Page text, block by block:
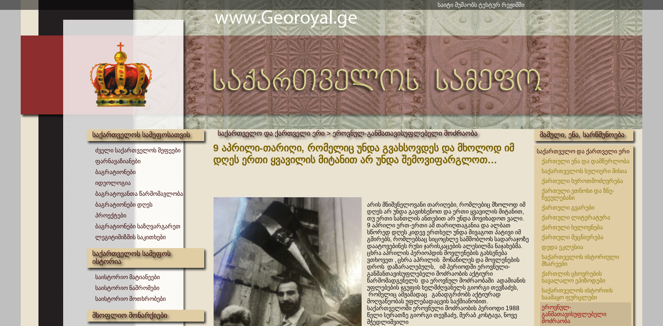
საიტი მუშაობს ტესტურ რეჟიმში
საქართველოს სამეფოსათვის
ძველი საქართველოს მეფეები
ფარნავაზიანები
ბაგრატიონები
იდეოლოგია
ბაგრატოვანთა წარმომავლობა
ბაგრატიონები დღეს
პროექტები
ბაგრატიონები საზღვარგარეთ
ლეგიტიმიზმის საკითხები
საქართველოს სამეფოს
ისტორია
საისტორიო მატიანეები
საისტორიო ნაშრომები
საისტორიო მოთხრობები
მსოფლიო მონარქიები
საქართველო და ქართველი ერი > ეროვნულ-განმათავისუფლებელი მოძრაობა
9 აპრილი-თარიღი, რომელიც უნდა გვახსოვდეს და მხოლოდ იმ
დღეს ერთი ყვავილის მიტანით არ უნდა შემოვიფარგლოთ…
არის მნიშვნელოვანი თარიღები, რომლებიც მხოლოდ იმ
დღეს არ უნდა გავიხსენოთ და ერთი ყვავილის მიტანით,
თუ ერთი სანთლის ანთებით არ უნდა მოვიხადოთ ვალი.
9 აპრილი ერთ-ერთი ამ თარიღთაგანია და ალბათ
სწორედ დღეს კიდევ ერთხელ უნდა მივაგოთ პატივი იმ
გმირებს, რომლებსაც სიცოცხლე სამშობლოს სადარაჯოზე
დაატოვებინეს რუსი ჯარისკაცების ალესილმა ნაჯახებმა.
ცხრა აპრილის პერიოპდის მოვლენების გახსენება
ვთხოვეთ , ცხრა აპრილის მონაწილეს და მოვლენების
დროს დაზარალებულს, იმ პერიოდში ეროვნული-
განმანთავისუფლებელი მოძრაობის აქტიური
წარმომადგენელს და ეროვნულ მოძრაობაში ადამიანის
უფლებების ჯგუფის ხელმძღვანელს გიორგი თევზაძეს,
რომელიც ამჟამადაც განადგრძობს აქტიურად
მოღვაწეობას უფლებადაცვის საქმიანობით.
საქართველოში ეროვნული მოძრაობის პერიოდი 1988
წელი სურათზე გიორგი თევზაძე, მერაბ კოსტავა, ნოვე
მჭედლიშვილი
მამული, ენა, სარწმუნოება
საქართველო და ქართველი ერი
ქართული ენა და დამწერლობა
საქართველოს სულიერი მისია
ქართული ხუროთმოძღვრება
ქართული ეთნოსი და ზნე-
ჩვეულებანი
ქართული გვარები
ქართული ლიტერატურა
ქართული ხელოვნება
ქართული მეცნიერება
დედა ეკლესია
საქართველოს ისტორიული
მხარეები
ქართლის ცხოვრების
სავალალო ეპიზოდები
საქართველოს ისტორიის
საამაყო ფურცლები
ეროვნულ-
განმათავისუფლებელი
მოძრაობა